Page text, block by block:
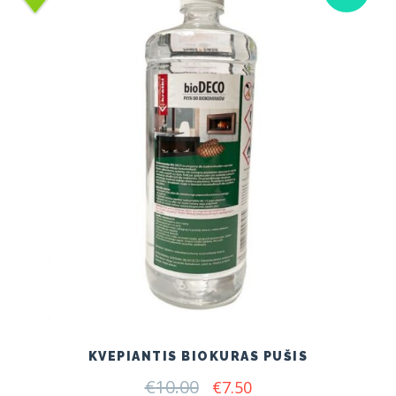
KVEPIANTIS BIOKURAS PUŠIS
€10.00 Original
€7.50Current